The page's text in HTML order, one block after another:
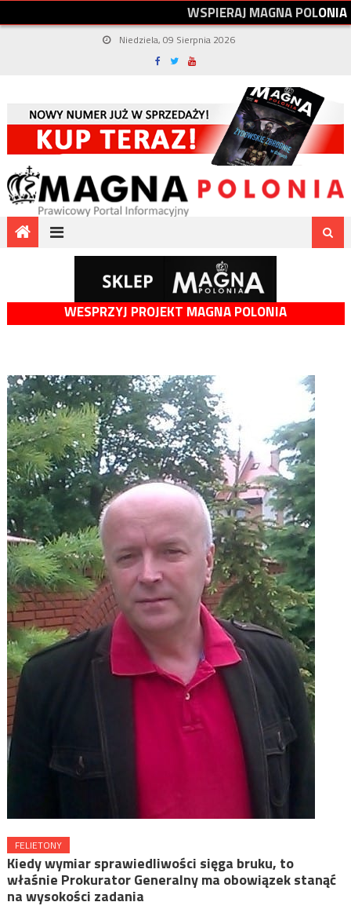
WSPIERAJMAGNAPOLONIA
Niedziela, 09 Sierpnia 2026
WESPRZYJ PROJEKT MAGNA POLONIA
FELIETONY
Kiedy wymiar sprawiedliwości sięga bruku, to
właśnie Prokurator Generalny ma obowiązek stanąć
na wysokości zadania